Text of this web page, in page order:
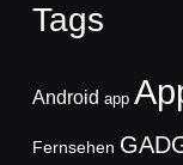
Tags
Android app
Fernsehen